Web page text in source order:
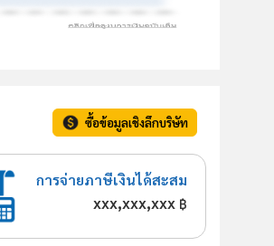
ซื้อข้อมูลเชิงลึกบริษัท
การจ่ายภาษีเงินได้สะสม
xxx,xxx,xxx ฿